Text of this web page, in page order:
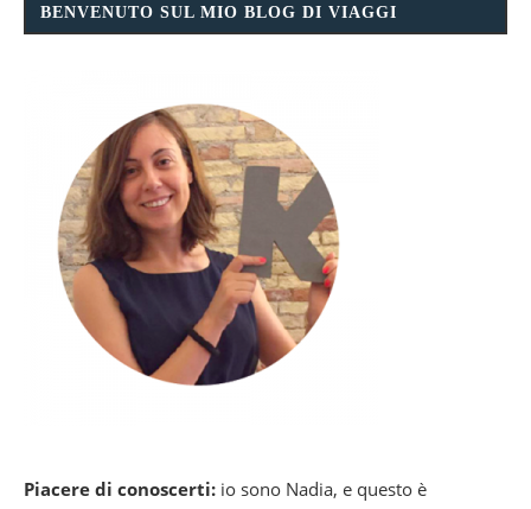
BENVENUTO SUL MIO BLOG DI VIAGGI
Piacere di conoscerti: io sono Nadia, e questo è